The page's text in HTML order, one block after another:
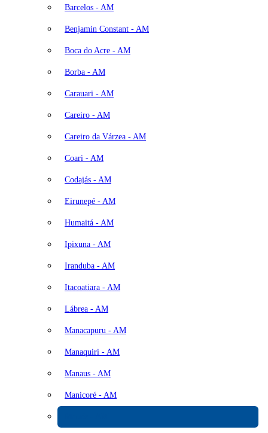
Barcelos - AM
Benjamin Constant - AM
Boca do Acre - AM
Borba - AM
Carauari - AM
Careiro - AM
Careiro da Várzea - AM
Coari - AM
Codajás - AM
Eirunepé - AM
Humaitá - AM
Ipixuna - AM
Iranduba - AM
Itacoatiara - AM
Lábrea - AM
Manacapuru - AM
Manaquiri - AM
Manaus - AM
Manicoré - AM